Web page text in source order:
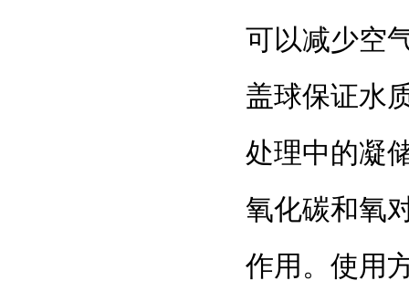
可以减少空
盖球保证水
处理中的凝
氧化碳和氧
作用。使用